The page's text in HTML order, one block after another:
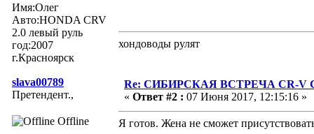
Имя:Олег
Авто:HONDA CRV
2.0 левый руль
год:2007
г.Красноярск
хондоводы рулят
slava00789
Претендент.,
Offline
Re: СИБИРСКАЯ ВСТРЕЧА CR-V
« Ответ #2 : 07 Июня 2017, 12:15:16 »
Я готов. Жена не сможет